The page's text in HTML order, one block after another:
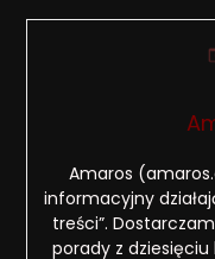
Amaros
informacyjny
treści”.
porady z